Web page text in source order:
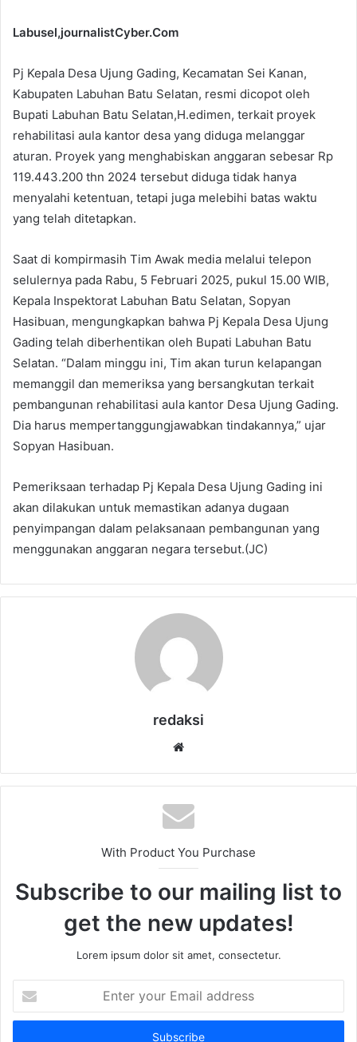
Labusel,journalistCyber.Com
Pj Kepala Desa Ujung Gading, Kecamatan Sei Kanan,
Kabupaten Labuhan Batu Selatan, resmi dicopot oleh
Bupati Labuhan Batu Selatan,H.edimen, terkait proyek
rehabilitasi aula kantor desa yang diduga melanggar
aturan. Proyek yang menghabiskan anggaran sebesar Rp
119.443.200 thn 2024 tersebut diduga tidak hanya
menyalahi ketentuan, tetapi juga melebihi batas waktu
yang telah ditetapkan.
Saat di kompirmasih Tim Awak media melalui telepon
selulernya pada Rabu, 5 Februari 2025, pukul 15.00 WIB,
Kepala Inspektorat Labuhan Batu Selatan, Sopyan
Hasibuan, mengungkapkan bahwa Pj Kepala Desa Ujung
Gading telah diberhentikan oleh Bupati Labuhan Batu
Selatan. “Dalam minggu ini, Tim akan turun kelapangan
memanggil dan memeriksa yang bersangkutan terkait
pembangunan rehabilitasi aula kantor Desa Ujung Gading.
Dia harus mempertanggungjawabkan tindakannya,” ujar
Sopyan Hasibuan.
Pemeriksaan terhadap Pj Kepala Desa Ujung Gading ini
akan dilakukan untuk memastikan adanya dugaan
penyimpangan dalam pelaksanaan pembangunan yang
menggunakan anggaran negara tersebut.(JC)
redaksi
With Product You Purchase
Subscribe to our mailing list to
get the new updates!
Lorem ipsum dolor sit amet, consectetur.
your
Email